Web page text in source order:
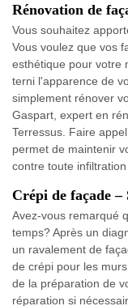
Rénovation de
Vous souhaitez
Vous voulez que vos
esthétique pour votre
terni l'apparence de
simplement rénover
Gaspart, expert en
Terressus. Faire
permet de maintenir
contre toute infiltration
Crépi de façade –
Avez-vous remarqué
temps? Après un
un ravalement de
de crépi pour les
de la préparation de
réparation si